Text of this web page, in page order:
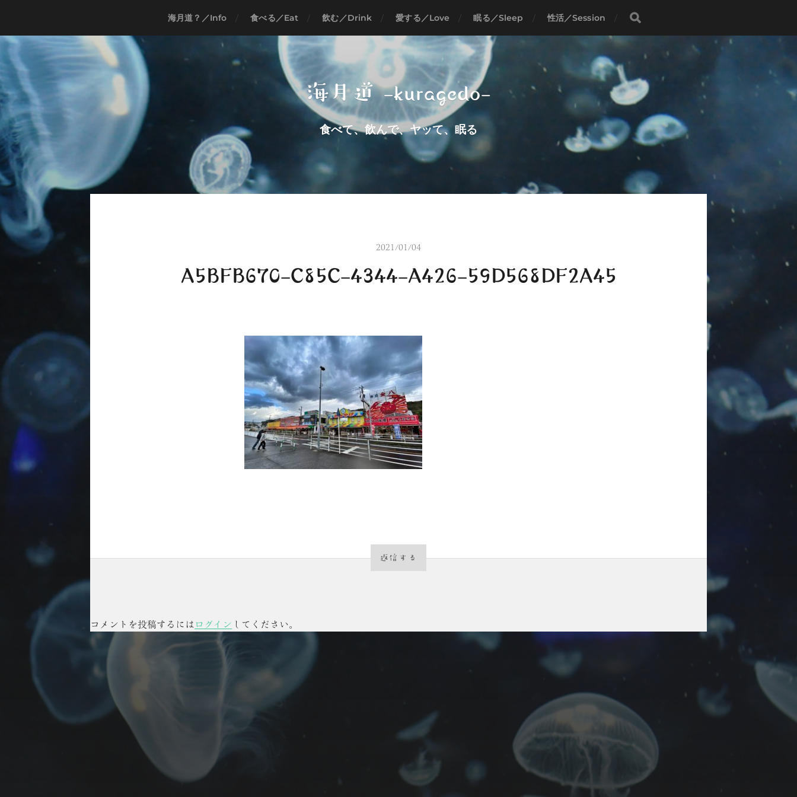
海月道？／Info 食べる／Eat 飲む／Drink 愛する／Love 眠る／Sleep 性活／Session
海月道 -kuragedo-
食べて、飲んで、ヤッて、眠る
2021/01/04
A5BFB670-C85C-4344-A426-59D568DF2A45
返信する
コメントを投稿するには ログイン してください。